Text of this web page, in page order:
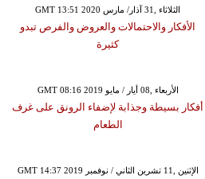
GMT 13:51 2020 الثلاثاء ,31 آذار/ مارس
الأفكار والاحتمالات والعروض والفرص تبدو
كثيرة
GMT 08:16 2019 الأربعاء ,08 أيار / مايو
أفكار بسيطة وجذابة لإضفاء الرونق على غرف
الطعام
GMT 14:37 2019 الإثنين ,11 تشرين الثاني / نوفمبر